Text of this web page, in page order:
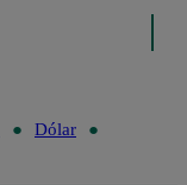
Dólar